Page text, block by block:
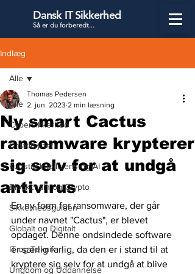
Dansk IT Sikkerhed
Så er du forberedt...
Indlæg
Alle
Cybersikkerhed
Datatilsynet
Kunstig Intelligens og AI
Blockchain og Crypto
Sikkerhedsguiden
Globalt og Digitalt
IT og Teknik
Ungdom og Uddannelse
Alle
Ny smart Cactus
ransomware krypterer
sig selv for at undgå
antivirus
Thomas Pedersen
2. jun. 2023 2 min læsning
En ny form for ransomware, der går
under navnet "Cactus", er blevet
opdaget. Denne ondsindede software
er særlig farlig, da den er i stand til at
kryptere sig selv for at undgå at blive